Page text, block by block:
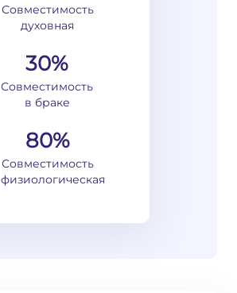
Совместимость
духовная
30%
Совместимость
в браке
80%
Совместимость
физиологическая